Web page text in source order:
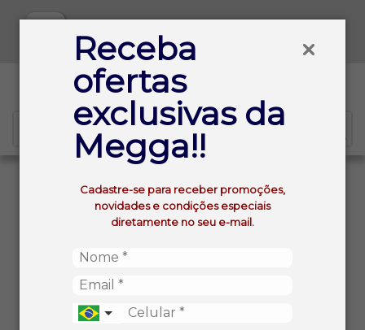
Receba
ofertas
exclusivas da
Megga!!
Cadastre-se para receber promoções,
novidades e condições especiais
diretamente no seu e-mail.
REQUEIJAO CREMOSO POLENGHI LIGHT 200G